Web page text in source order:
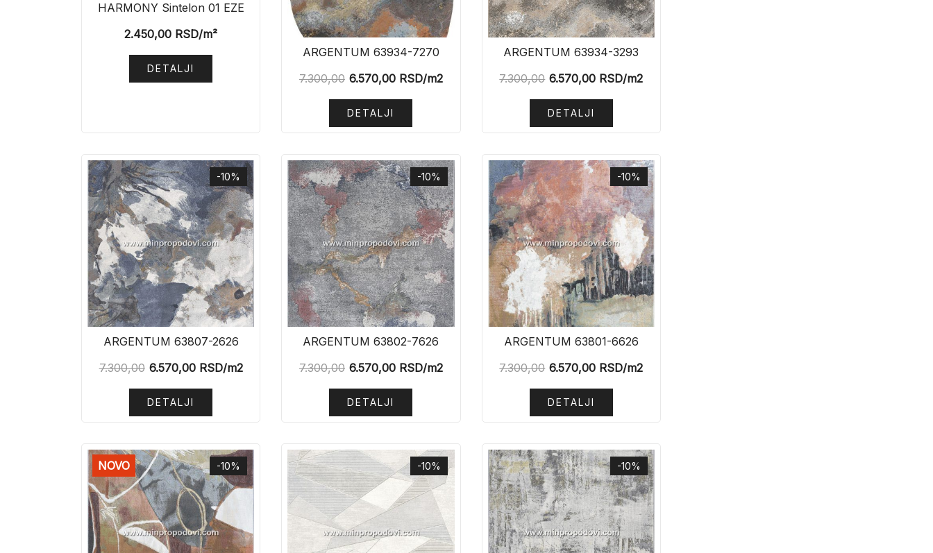
HARMONY Sintelon 01 EZE
2.450,00 RSD/m²
DETALJI
ARGENTUM 63934-7270
7.300,00 6.570,00RSD/m2
DETALJI
ARGENTUM 63934-3293
7.300,00 6.570,00 RSD/m2
DETALJI
-10%
ARGENTUM 63807-2626
7.300,00 6.570,00RSD/m2
DETALJI
-10%
ARGENTUM 63802-7626
7.300,00 6.570,00RSD/m2
DETALJI
-10%
ARGENTUM 63801-6626
7.300,00 6.570,00 RSD/m2
DETALJI
-10%
NOVO -10% -10%